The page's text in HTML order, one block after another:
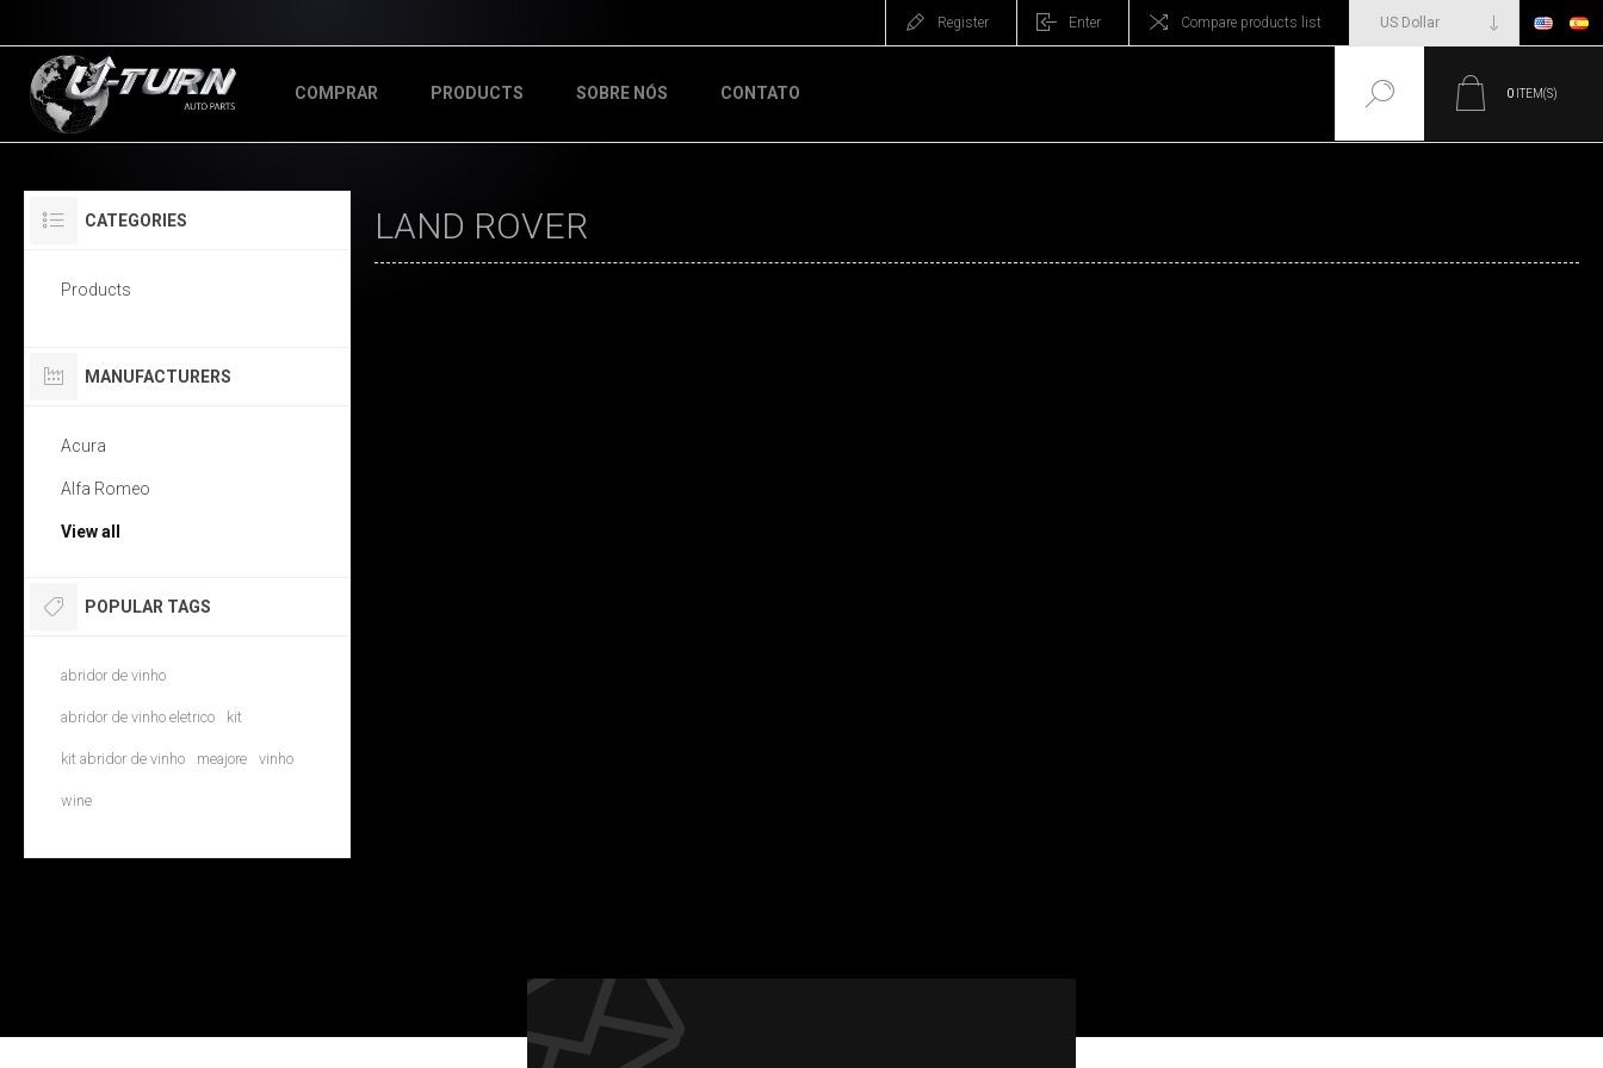
Register Enter Compare products list
COMPRAR PRODUCTS SOBRE NÓS CONTATO 0 ITEM(S)
LAND ROVER
CATEGORIES
Products
MANUFACTURERS
Acura
Alfa Romeo
View all
POPULAR TAGS
abridor de vinho
abridor de vinho eletrico kit
kit abridor de vinho meajore vinho
wine